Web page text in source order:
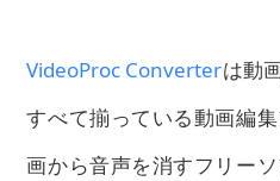
VideoProc Converterは動
すべて揃っている動画編
画から音声を消すフリー